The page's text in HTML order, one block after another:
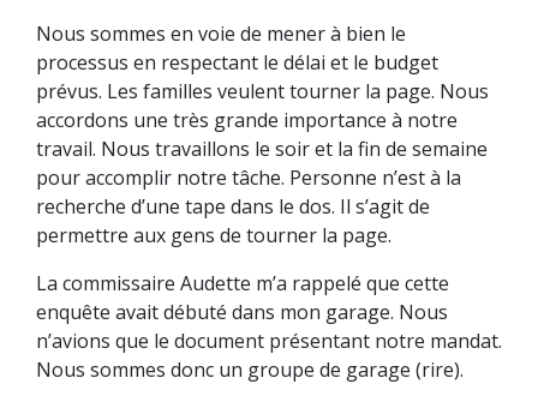
Nous sommes en voie de mener à bien le
processus en respectant le délai et le budget
prévus. Les familles veulent tourner la page. Nous
accordons une très grande importance à notre
travail. Nous travaillons le soir et la fin de semaine
pour accomplir notre tâche. Personne n’est à la
recherche d’une tape dans le dos. Il s’agit de
permettre aux gens de tourner la page.
La commissaire Audette m’a rappelé que cette
enquête avait débuté dans mon garage. Nous
n’avions que le document présentant notre mandat.
Nous sommes donc un groupe de garage (rire).